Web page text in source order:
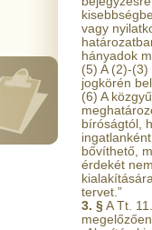
vagy
hányadok
(5) A (2)-
jogkörén
(6) A
bíróságtól,
bővíthető,
érdekét
tervet.”
3. § A Tt.